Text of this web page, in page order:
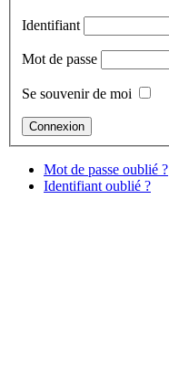
Identifiant
Mot de passe
Se souvenir de moi
Mot de passe oublié ?
Identifiant oublié ?